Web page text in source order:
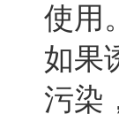
使用
如果
污染